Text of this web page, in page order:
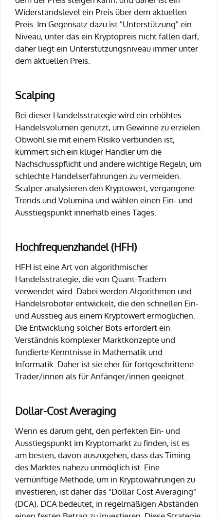
Widerstandslevel ein Preis über dem aktuellen
Preis. Im Gegensatz dazu ist "Unterstützung" ein
Niveau, unter das ein Kryptopreis nicht fallen darf,
daher liegt ein Unterstützungsniveau immer unter
dem aktuellen Preis.
Scalping
Bei dieser Handelsstrategie wird ein erhöhtes
Handelsvolumen genutzt, um Gewinne zu erzielen.
Obwohl sie mit einem Risiko verbunden ist,
kümmert sich ein kluger Händler um die
Nachschusspflicht und andere wichtige Regeln, um
schlechte Handelserfahrungen zu vermeiden.
Scalper analysieren den Kryptowert, vergangene
Trends und Volumina und wählen einen Ein- und
Ausstiegspunkt innerhalb eines Tages.
Hochfrequenzhandel (HFH)
HFH ist eine Art von algorithmischer
Handelsstrategie, die von Quant-Tradern
verwendet wird. Dabei werden Algorithmen und
Handelsroboter entwickelt, die den schnellen Ein-
und Ausstieg aus einem Kryptowert ermöglichen.
Die Entwicklung solcher Bots erfordert ein
Verständnis komplexer Marktkonzepte und
fundierte Kenntnisse in Mathematik und
Informatik. Daher ist sie eher für fortgeschrittene
Trader/innen als für Anfänger/innen geeignet.
Dollar-Cost Averaging
Wenn es darum geht, den perfekten Ein- und
Ausstiegspunkt im Kryptomarkt zu finden, ist es
am besten, davon auszugehen, dass das Timing
des Marktes nahezu unmöglich ist. Eine
vernünftige Methode, um in Kryptowährungen zu
investieren, ist daher das "Dollar Cost Averaging"
(DCA). DCA bedeutet, in regelmäßigen Abständen